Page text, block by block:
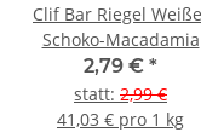
Clif Bar Riegel
Schoko-Macadamia
(White Chocolate
Macadamia)
2,79 € *
statt: 2,99 €
41,03 € pro 1 kg